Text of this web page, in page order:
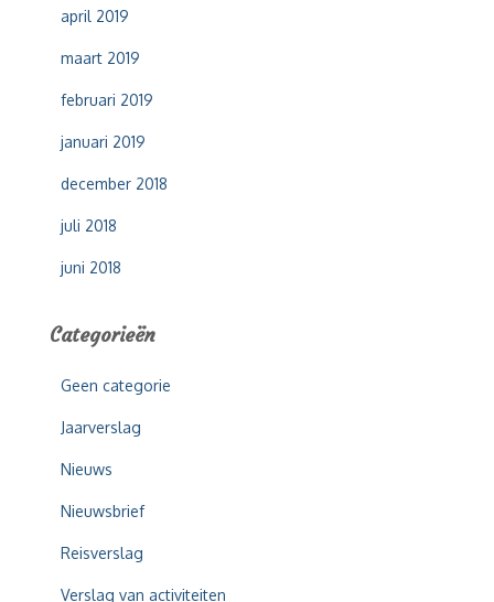
april 2019
maart 2019
februari 2019
januari 2019
december 2018
juli 2018
juni 2018
Categorieën
Geen categorie
Jaarverslag
Nieuws
Nieuwsbrief
Reisverslag
Verslag van activiteiten